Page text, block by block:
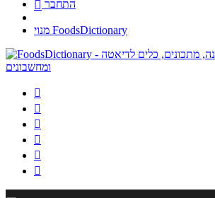
 התחבר
מנוי FoodsDictionary





